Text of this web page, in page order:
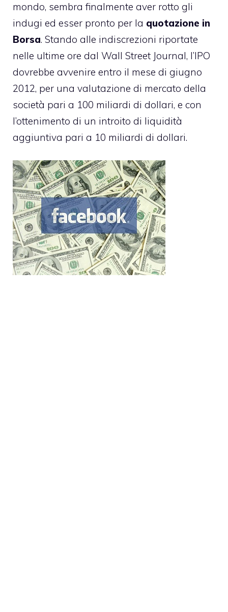
mondo, sembra finalmente aver rotto gli
indugi ed esser pronto per la quotazione in
Borsa. Stando alle indiscrezioni riportate
nelle ultime ore dal Wall Street Journal, l’IPO
dovrebbe avvenire entro il mese di giugno
2012, per una valutazione di mercato della
società pari a 100 miliardi di dollari, e con
l’ottenimento di un introito di liquidità
aggiuntiva pari a 10 miliardi di dollari.